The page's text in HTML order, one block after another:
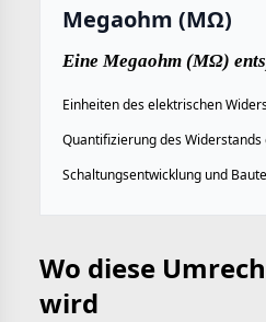
Megaohm (MΩ)
Eine Megaohm (MΩ)
Einheiten des elektrischen
Quantifizierung des
Schaltungsentwicklung und
Wo diese
wird